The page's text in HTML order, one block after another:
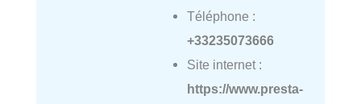
Téléphone :
+33235073666
Site internet :
https://www.presta-